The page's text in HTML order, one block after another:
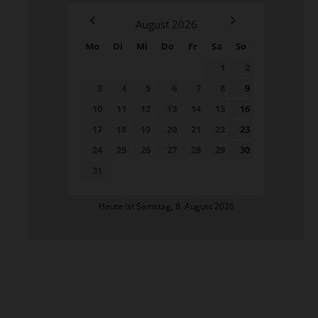
August 2026
Mo Di Mi Do Fr Sa
So
9
16
23
30
Heute ist Samstag, 8. August 2026